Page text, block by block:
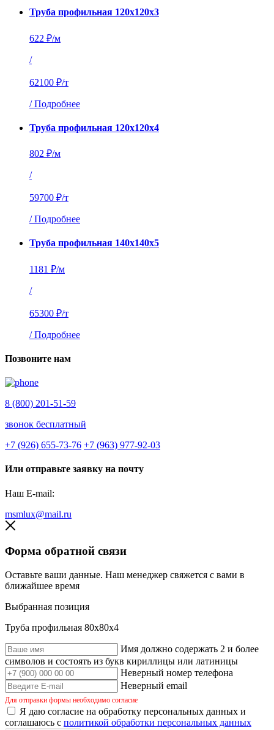
Труба профильная 120х120х3
622 ₽/м
/
62100 ₽/т
/ Подробнее
Труба профильная 120х120х4
802 ₽/м
/
59700 ₽/т
/ Подробнее
Труба профильная 140х140х5
1181 ₽/м
/
65300 ₽/т
/ Подробнее
Позвоните нам
8 (800) 201-51-59
звонок бесплатный
+7 (926) 655-73-76 +7 (963) 977-92-03
Или отправьте заявку на почту
Наш E-mail:
msmlux@mail.ru
Форма обратной связи
Оставьте ваши данные. Наш менеджер свяжется с вами в
ближайшее время
Выбранная позиция
Труба профильная 80х80х4
Имя должно содержать 2 и более
символов и состоять из букв кириллицы или латиницы
Неверный номер телефона
Неверный email
Для отправки формы необходимо согласие
Я даю согласие на обработку персональных данных и
соглашаюсь с политикой обработки персональных данных